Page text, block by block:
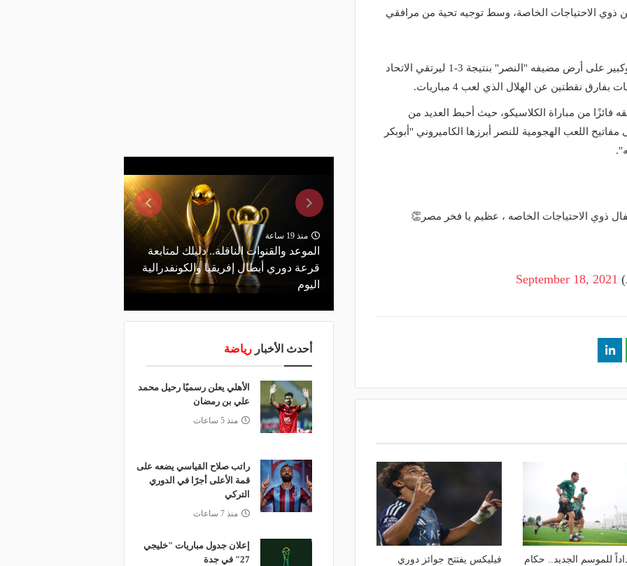
ذوي الاحتياجات الخاصة، وسط توجيه تحية من مرافقي
وكان "حجازي" قاد "الاتحاد" لفوز ثمين وكبير على أرض مضيفه "النصر" بنتيجة 3-1 ليرتقي الاتحاد
من مباراة الكلاسيكو، حيث أحبط العديد من
اللعب الهجومية للنصر أبرزها الكاميروني "أبوبكر
ذوي الاحتياجات الخاصه ، عظيم يا فخر مصر👏
September 18, 2021
للموسم الجديد.. حكام
فيليكس يفتتح جوائز دوري
منذ 19 ساعة
الموعد والقنوات الناقلة.. دليلك لمتابعة
قرعة دوري أبطال إفريقيا والكونفدرالية
اليوم
لقضاء إجازة التقاعد
دور الـ 32
أحدث الأخبار رياضة
الأهلي يعلن رسميًا رحيل محمد
علي بن رمضان
منذ 5 ساعات
راتب صلاح القياسي يضعه على
قمة الأعلى أجرًا في الدوري
التركي
منذ 7 ساعات
إعلان جدول مباريات "خليجي
27" في جدة